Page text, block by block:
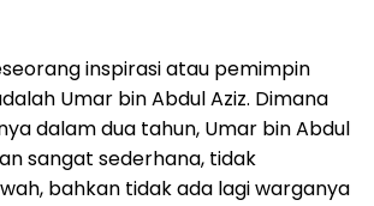
inspirasi atau pemimpin
Umar bin Abdul Aziz. Dimana
dalam dua tahun, Umar bin Abdul
sangat sederhana, tidak
bahkan tidak ada lagi warganya